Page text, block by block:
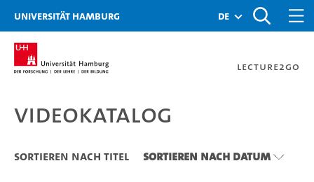
Zu den Filtern
Zur Metanavigation
Zur Hauptnavigation
Zur Suche
Zum Inhalt
Zum Seitenfuss
Universität Hamburg de
Lecture2Go
Videokatalog
Videokatalog
Sortieren nach Titel Sortieren nach Datum